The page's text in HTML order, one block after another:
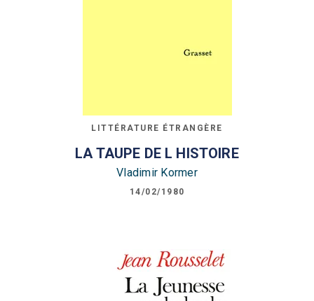
LITTÉRATURE ÉTRANGÈRE
LA TAUPE DE L HISTOIRE
Vladimir Kormer
14/02/1980